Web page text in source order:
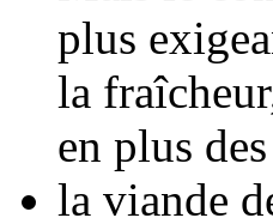
plus
la
en plus
la viande